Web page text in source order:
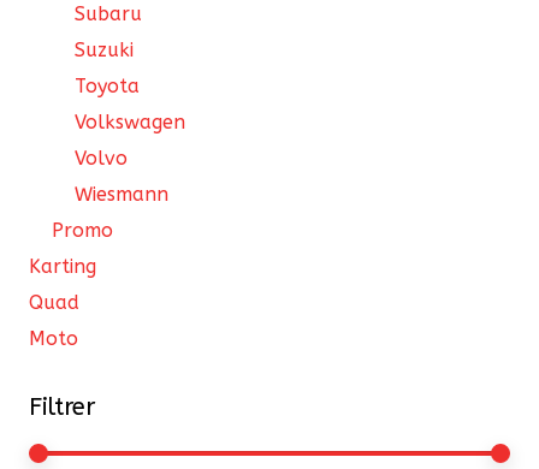
Subaru
Suzuki
Toyota
Volkswagen
Volvo
Wiesmann
Promo
Karting
Quad
Moto
Filtrer